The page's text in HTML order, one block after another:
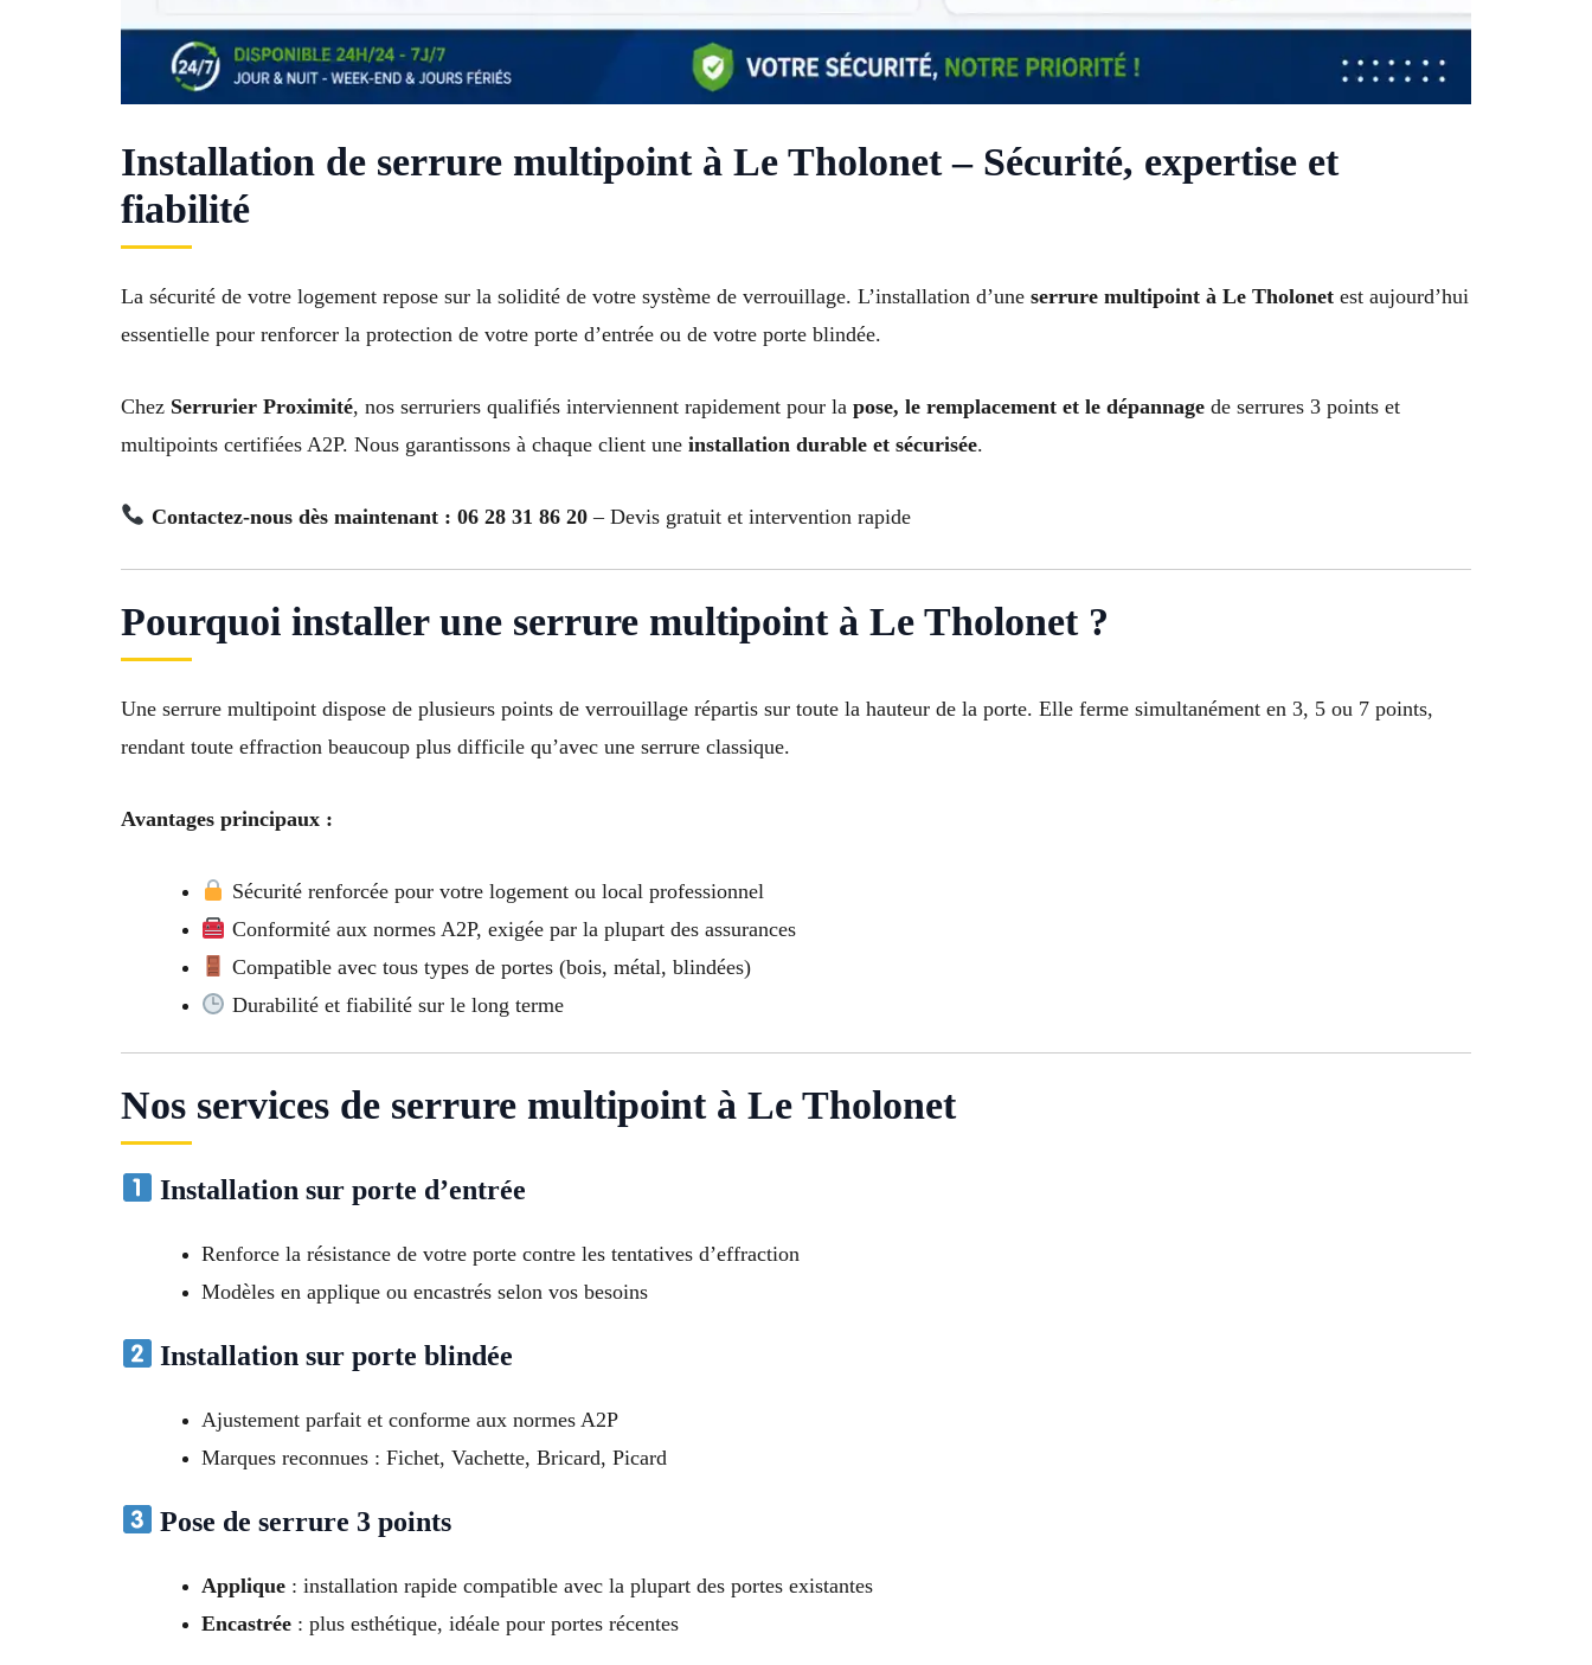
Installation de serrure multipoint à Le Tholonet – Sécurité, expertise et
fiabilité
La sécurité de votre logement repose sur la solidité de votre système de verrouillage. L’installation d’une serrure multipoint à Le Tholonet est aujourd’hui
essentielle pour renforcer la protection de votre porte d’entrée ou de votre porte blindée.
Chez Serrurier Proximité, nos serruriers qualifiés interviennent rapidement pour la pose, le remplacement et le dépannage de serrures 3 points et
multipoints certifiées A2P. Nous garantissons à chaque client une installation durable et sécurisée.
Contactez-nous dès maintenant : 06 28 31 86 20– Devis gratuit et intervention rapide
Pourquoi installer une serrure multipoint à Le Tholonet ?
Une serrure multipoint dispose de plusieurs points de verrouillage répartis sur toute la hauteur de la porte. Elle ferme simultanément en 3, 5 ou 7 points,
rendant toute effraction beaucoup plus difficile qu’avec une serrure classique.
Avantages principaux :
Sécurité renforcée pour votre logement ou local professionnel
Conformité aux normes A2P, exigée par la plupart des assurances
Compatible avec tous types de portes (bois, métal, blindées)
Durabilité et fiabilité sur le long terme
Nos services de serrure multipoint à Le Tholonet
Installation sur porte d’entrée
Renforce la résistance de votre porte contre les tentatives d’effraction
Modèles en applique ou encastrés selon vos besoins
Installation sur porte blindée
Ajustement parfait et conforme aux normes A2P
Marques reconnues : Fichet, Vachette, Bricard, Picard
Pose de serrure 3 points
Applique : installation rapide compatible avec la plupart des portes existantes
Encastrée : plus esthétique, idéale pour portes récentes